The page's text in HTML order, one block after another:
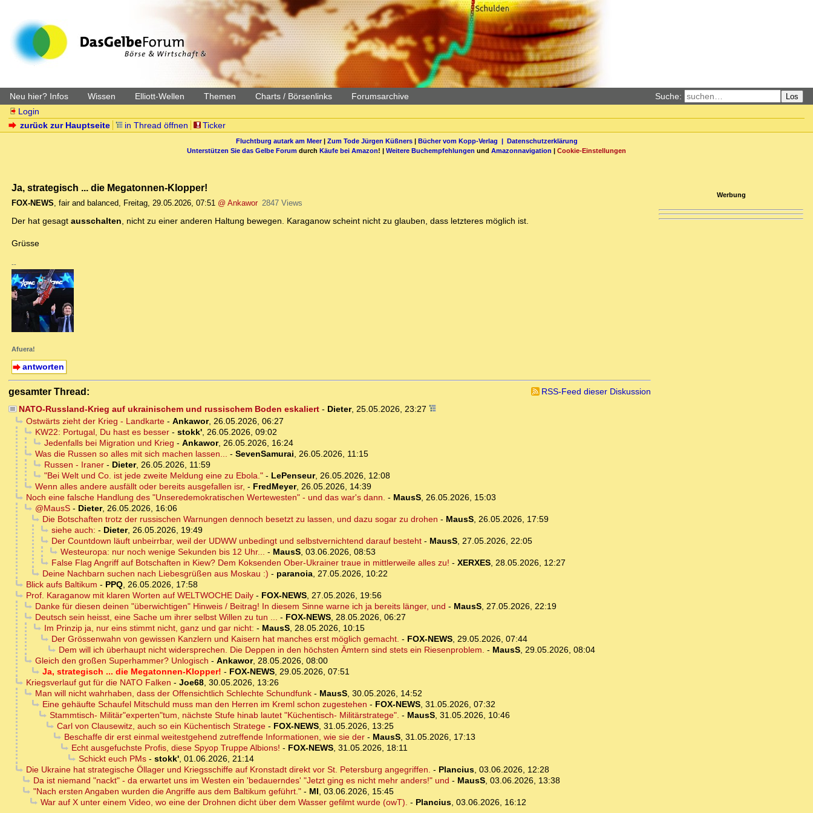
Neu hier? Infos Wissen Elliott-Wellen Themen Charts / Börsenlinks Forumsarchive Suche: Los
Login
zurück zur Hauptseite
in Thread öffnen Ticker
Fluchtburg autark am Meer| Zum Tode Jürgen Küßners| Bücher vom Kopp-Verlag | Datenschutzerklärung
Unterstützen Sie das Gelbe Forum durch Käufe bei Amazon! | Weitere Buchempfehlungen und Amazonnavigation | Cookie-Einstellungen
Ja, strategisch ... die Megatonnen-Klopper!
FOX-NEWS, fair and balanced, Freitag, 29.05.2026, 07:51 @ Ankawor 2847 Views
Der hat gesagt ausschalten, nicht zu einer anderen Haltung bewegen. Karaganow scheint nicht zu glauben, dass letzteres möglich ist.
Grüsse
--
Afuera!
antworten
gesamter Thread:
RSS-Feed dieser Diskussion
NATO-Russland-Krieg auf ukrainischem und russischem Boden eskaliert- Dieter, 25.05.2026, 23:27
Ostwärts zieht der Krieg - Landkarte- Ankawor, 26.05.2026, 06:27
KW22: Portugal, Du hast es besser- stokk', 26.05.2026, 09:02
Jedenfalls bei Migration und Krieg - Ankawor, 26.05.2026, 16:24
Was die Russen so alles mit sich machen lassen...
- SevenSamurai
26.05.2026, 11:15
Russen - Iraner- Dieter, 26.05.2026, 11:59
"Bei Welt und Co. ist jede zweite Meldung eine zu Ebola."- LePenseur, 26.05.2026, 12:08
Wenn alles andere ausfällt oder bereits ausgefallen isr, - FredMeyer, 26.05.2026, 14:39
Noch eine falsche Handlung des "Unseredemokratischen Wertewesten" - und das war's dann. - MausS, 26.05.2026, 15:03
@MausS- Dieter, 26.05.2026, 16:06
Die Botschaften trotz der russischen Warnungen dennoch besetzt zu lassen, und dazu sogar zu drohen - MausS, 26.05.2026, 17:59
siehe auch: - Dieter, 26.05.2026, 19:49
Der Countdown läuft unbeirrbar, weil der UDWW unbedingt und selbstvernichtend darauf besteht- MausS, 27.05.2026, 22:05
Westeuropa: nur noch wenige Sekunden bis 12 Uhr...
- MausS, 03.06.2026, 08:53
False Flag Angriff auf Botschaften in Kiew? Dem Koksenden Ober-Ukrainer traue in mittlerweile alles zu! - XERXES, 28.05.2026, 12:27
Deine Nachbarn suchen nach Liebesgrüßen aus Moskau :) - paranoia, 27.05.2026, 10:22
Blick aufs Baltikum - PPQ, 26.05.2026, 17:58
Prof. Karaganow mit klaren Worten auf WELTWOCHE Daily- FOX-NEWS, 27.05.2026, 19:56
Danke für diesen deinen "überwichtigen" Hinweis / Beitrag! In diesem Sinne warne ich ja bereits länger, und - MausS, 27.05.2026, 22:19
Deutsch sein heisst, eine Sache um ihrer selbst Willen zu tun ...
- FOX-NEWS, 28.05.2026, 06:27
Im Prinzip ja, nur eins stimmt nicht, ganz und gar nicht: - MausS, 28.05.2026, 10:15
Der Grössenwahn von gewissen Kanzlern und Kaisern hat manches erst möglich gemacht. - FOX-NEWS, 29.05.2026, 07:44
Dem will ich überhaupt nicht widersprechen. Die Deppen in den höchsten Ämtern sind stets ein Riesenproblem. - MausS, 29.05.2026, 08:04
Gleich den großen Superhammer? Unlogisch - Ankawor, 28.05.2026, 08:00
Ja, strategisch ... die Megatonnen-Klopper! - FOX-NEWS, 29.05.2026, 07:51
Kriegsverlauf gut für die NATO Falken - Joe68, 30.05.2026, 13:26
Man will nicht wahrhaben, dass der Offensichtlich Schlechte Schundfunk- MausS, 30.05.2026, 14:52
Eine gehäufte Schaufel Mitschuld muss man den Herren im Kreml schon zugestehen - FOX-NEWS, 31.05.2026, 07:32
Stammtisch- Militär"experten"tum, nächste Stufe hinab lautet "Küchentisch- Militärstratege". - MausS, 31.05.2026, 10:46
Carl von Clausewitz, auch so ein Küchentisch Stratege- FOX-NEWS, 31.05.2026, 13:25
Beschaffe dir erst einmal weitestgehend zutreffende Informationen, wie sie der- MausS, 31.05.2026, 17:13
Echt ausgefuchste Profis, diese Spyop Truppe Albions! - FOX-NEWS, 31.05.2026, 18:11
Schickt euch PMs- stokk', 01.06.2026, 21:14
Die Ukraine hat strategische Öllager und Kriegsschiffe auf Kronstadt direkt vor St. Petersburg angegriffen. - Plancius, 03.06.2026, 12:28
Da ist niemand "nackt" - da erwartet uns im Westen ein 'bedauerndes' "Jetzt ging es nicht mehr anders!" und - MausS, 03.06.2026, 13:38
"Nach ersten Angaben wurden die Angriffe aus dem Baltikum geführt."- MI 03.06.2026, 15:45
War auf X unter einem Video, wo eine der Drohnen dicht über dem Wasser gefilmt wurde (owT). - Plancius, 03.06.2026, 16:12
Werbung